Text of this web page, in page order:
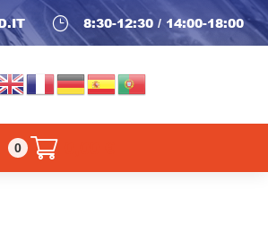
} 8:30-12:30 / 14:00-18:00
0